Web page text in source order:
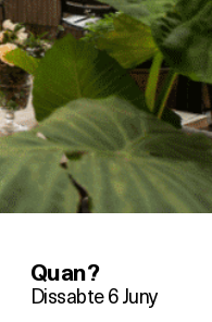
Quan?
Dissabte 6 Juny